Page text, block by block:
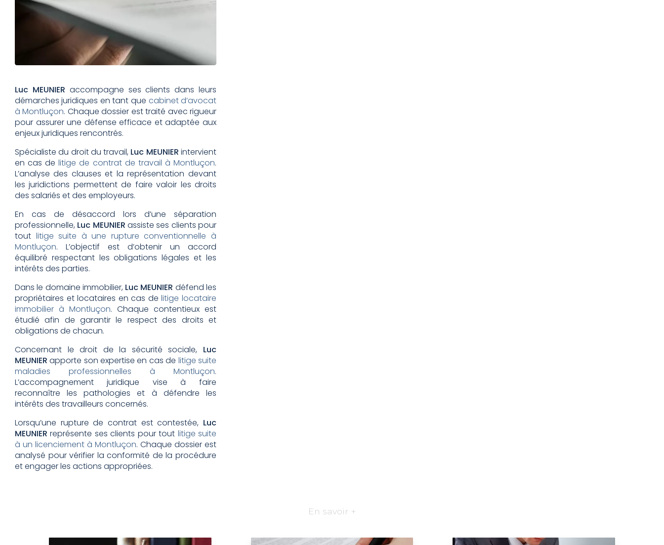
Luc MEUNIER accompagne ses clients dans leurs
démarches juridiques en tant que cabinet d’avocat
à Montluçon. Chaque dossier est traité avec rigueur
pour assurer une défense efficace et adaptée aux
enjeux juridiques rencontrés.
Spécialiste du droit du travail, Luc MEUNIER intervient
en cas delitige de contrat de travail à Montluçon.
L’analyse des clauses et la représentation devant
les juridictions permettent de faire valoir les droits
des salariés et des employeurs.
En cas de désaccord lors d’une séparation
professionnelle, Luc MEUNIER assiste ses clients pour
tout litige suite à une rupture conventionnelle à
Montluçon. L’objectif est d’obtenir un accord
équilibré respectant les obligations légales et les
intérêts des parties.
Dans le domaine immobilier, Luc MEUNIER défend les
propriétaires et locataires en cas delitige locataire
immobilier à Montluçon. Chaque contentieux est
étudié afin de garantir le respect des droits et
obligations de chacun.
Concernant le droit de la sécurité sociale, Luc
MEUNIER apporte son expertise en cas de litige suite
maladies professionnelles à Montluçon.
L’accompagnement juridique vise à faire
reconnaître les pathologies et à défendre les
intérêts des travailleurs concernés.
Lorsqu’une rupture de contrat est contestée, Luc
MEUNIER représente ses clients pour tout litige suite
à un licenciement à Montluçon. Chaque dossier est
analysé pour vérifier la conformité de la procédure
et engager les actions appropriées.
En savoir +